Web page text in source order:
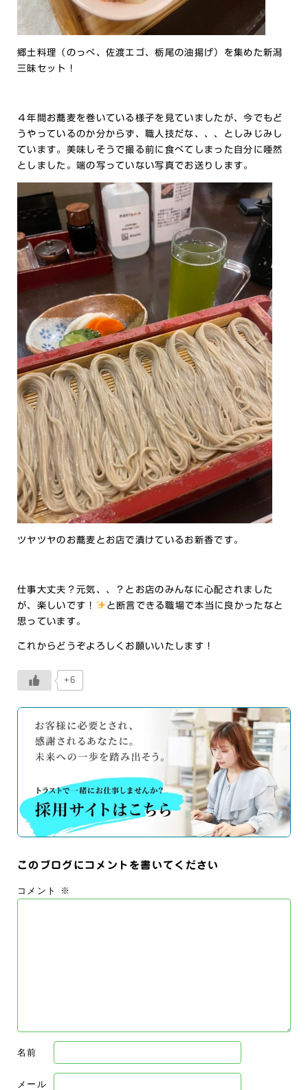
郷土料理（のっぺ、佐渡エゴ、栃尾の油揚げ）を集めた新潟
三昧セット！
４年間お蕎麦を巻いている様子を見ていましたが、今でもど
うやっているのか分からず、職人技だな、、、としみじみし
ています。美味しそうで撮る前に食べてしまった自分に唖然
としました。端の写っていない写真でお送りします。
ツヤツヤのお蕎麦とお店で漬けているお新香です。
仕事大丈夫？元気、、？とお店のみんなに心配されました
が、楽しいです！
と断言できる職場で本当に良かったなと
思っています。
これからどうぞよろしくお願いいたします！
+6
このブログにコメントを書いてください
コメント ※
名前
メール